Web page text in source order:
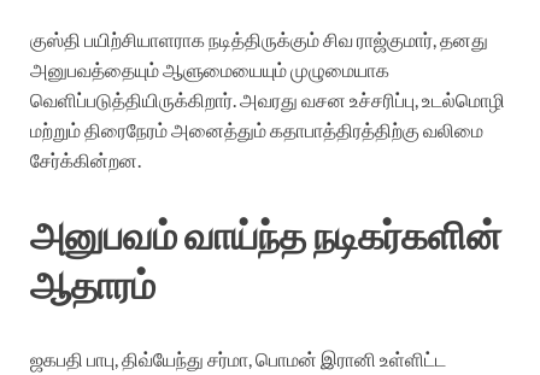
குஸ்தி பயிற்சியாளராக நடித்திருக்கும் சிவ ராஜ்குமார், தனது
அனுபவத்தையும் ஆளுமையையும் முழுமையாக
வெளிப்படுத்தியிருக்கிறார். அவரது வசன உச்சரிப்பு, உடல்மொழி
மற்றும் திரைநேரம் அனைத்தும் கதாபாத்திரத்திற்கு வலிமை
சேர்க்கின்றன.
அனுபவம் வாய்ந்த நடிகர்களின்
ஆதாரம்
ஜகபதி பாபு, திவ்யேந்து சர்மா, பொமன் இரானி உள்ளிட்ட